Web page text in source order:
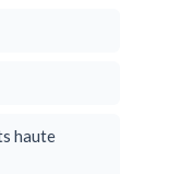
haute